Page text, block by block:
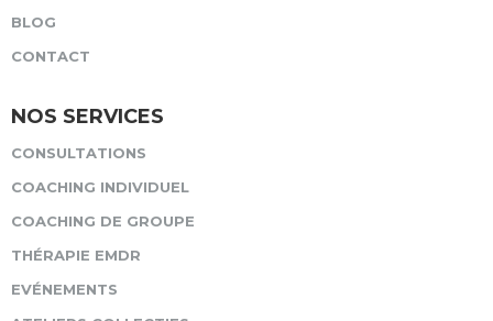
BLOG
CONTACT
NOS SERVICES
CONSULTATIONS
COACHING INDIVIDUEL
COACHING DE GROUPE
THÉRAPIE EMDR
EVÉNEMENTS